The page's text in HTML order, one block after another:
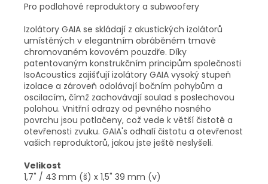
Pro podlahové reproduktory a subwoofery
Izolátory GAIA se skládají z akustických izolátorů
umístěných v elegantním obráběném tmavě
chromovaném kovovém pouzdře. Díky
patentovaným konstrukčním principům společnosti
IsoAcoustics zajišťují izolátory GAIA vysoký stupeň
izolace a zároveň odolávají bočním pohybům a
oscilacím, čímž zachovávají soulad s poslechovou
polohou. Vnitřní odrazy od pevného nosného
povrchu jsou potlačeny, což vede k větší čistotě a
otevřenosti zvuku. GAIA's odhalí čistotu a otevřenost
vašich reproduktorů, jakou jste ještě neslyšeli.
Velikost
1,7" / 43 mm (š) x 1,5" 39 mm (v)